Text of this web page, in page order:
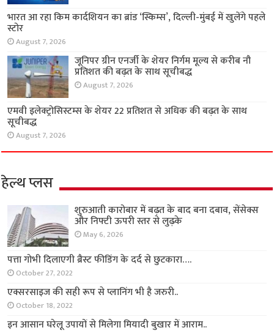
भारत आ रहा किम कार्दशियन का ब्रांड ‘स्किम्स’, दिल्ली-मुंबई में खुलेंगे पहले
स्टोर
August 7, 2026
जूनिपर ग्रीन एनर्जी के शेयर निर्गम मूल्य से करीब नौ
प्रतिशत की बढ़त के साथ सूचीबद्ध
August 7, 2026
एमवी इलेक्ट्रोसिस्टम्स के शेयर 22 प्रतिशत से अधिक की बढ़त के साथ
सूचीबद्ध
August 7, 2026
हेल्थ प्लस
शुरुआती कारोबार में बढ़त के बाद बना दबाव, सेंसेक्स
और निफ्टी ऊपरी स्तर से लुढ़के
May 6, 2026
पत्ता गोभी दिलाएगी ब्रैस्ट फीडिंग के दर्द से छुटकारा….
October 27, 2022
एक्सरसाइज की सही रूप से प्लानिंग भी है जरुरी..
October 18, 2022
इन आसान घरेलू उपायों से मिलेगा मियादी बुखार में आराम..